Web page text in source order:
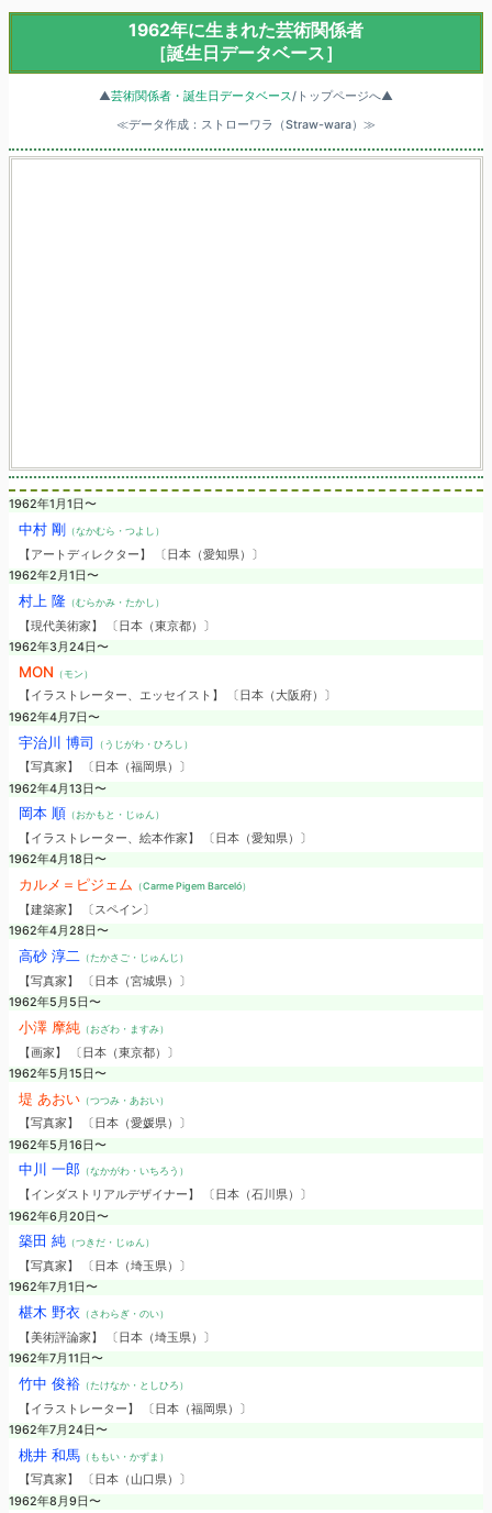
1962年に生まれた芸術関係者
［誕生日データベース］
▲芸術関係者・誕生日データベース/トップページへ▲
≪データ作成：ストローワラ（Straw-wara）≫
1962年1月1日〜
中村 剛 （なかむら・つよし）
【アートディレクター】 〔日本（愛知県）〕
1962年2月1日〜
村上 隆（むらかみ・たかし）
【現代美術家】 〔日本（東京都）〕
1962年3月24日〜
MON （モン）
【イラストレーター、エッセイスト】 〔日本（大阪府）〕
1962年4月7日〜
宇治川 博司 （うじがわ・ひろし）
【写真家】 〔日本（福岡県）〕
1962年4月13日〜
岡本 順 （おかもと・じゅん）
【イラストレーター、絵本作家】 〔日本（愛知県）〕
1962年4月18日〜
カルメ＝ピジェム （Carme Pigem Barceló）
【建築家】 〔スペイン〕
1962年4月28日〜
高砂 淳二 （たかさご・じゅんじ）
【写真家】 〔日本（宮城県）〕
1962年5月5日〜
小澤 摩純（おざわ・ますみ）
【画家】 〔日本（東京都）〕
1962年5月15日〜
堤 あおい（つつみ・あおい）
【写真家】 〔日本（愛媛県）〕
1962年5月16日〜
中川 一郎（なかがわ・いちろう）
【インダストリアルデザイナー】 〔日本（石川県）〕
1962年6月20日〜
築田 純（つきだ・じゅん）
【写真家】 〔日本（埼玉県）〕
1962年7月1日〜
椹木 野衣（さわらぎ・のい）
【美術評論家】 〔日本（埼玉県）〕
1962年7月11日〜
竹中 俊裕（たけなか・としひろ）
【イラストレーター】 〔日本（福岡県）〕
1962年7月24日〜
桃井 和馬（ももい・かずま）
【写真家】 〔日本（山口県）〕
1962年8月9日〜